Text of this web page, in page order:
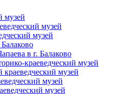
музей
музей
музей
в г. Балаково
краеведческий музей
музей
музей
музей